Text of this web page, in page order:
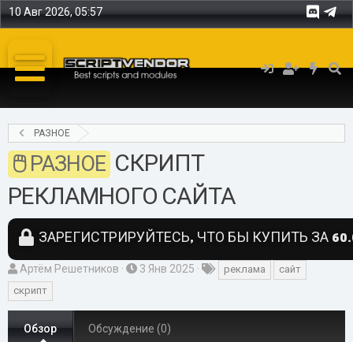
10 Авг 2026, 05:57
РАЗНОЕ
РАЗНОЕ СКРИПТ
РЕКЛАМНОГО САЙТА
ЗАРЕГИСТРИРУЙТЕСЬ, ЧТО БЫ КУПИТЬ ЗА
А
в
т
о
Артём Решетников
Д
3 Янв 2025 реклама
сайт
скрипт
Обзор Обсуждение (0)